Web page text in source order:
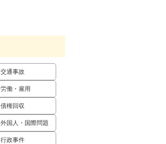
交通事故
労働・雇用
債権回収
外国人・国際問題
行政事件